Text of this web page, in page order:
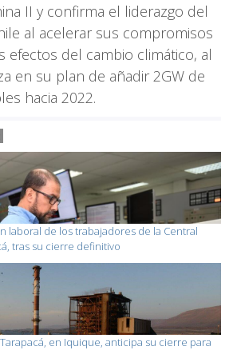
II y confirma el liderazgo del
al acelerar sus compromisos
efectos del cambio climático, al
en su plan de añadir 2GW de
hacia 2022.
laboral de los trabajadores de la Central
tras su cierre definitivo
en Iquique, anticipa su cierre para